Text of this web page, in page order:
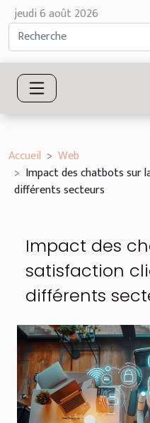
jeudi 6 août 2026
Accueil
Web
Impact des chatbots sur
différents secteurs
Impact des
satisfaction
différents